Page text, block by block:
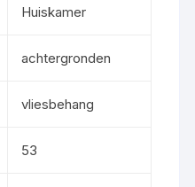
Huiskamer
achtergronden
vliesbehang
53